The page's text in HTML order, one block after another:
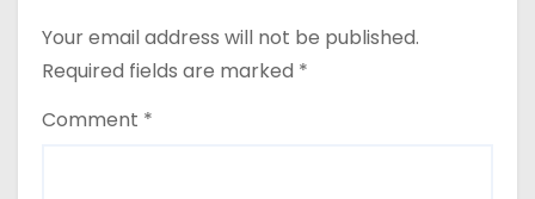
Your email address will not be published.
Required fields are marked *
Comment *